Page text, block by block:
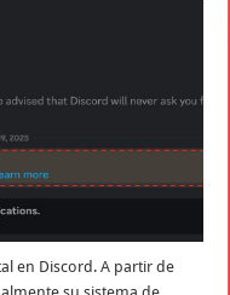
en Discord. A partir de